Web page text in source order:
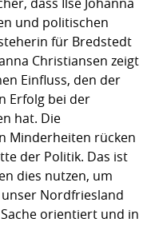
und politischen
für Bredstedt
Christiansen zeigt
Einfluss, den der
Erfolg bei der
hat. Die
Minderheiten rücken
der Politik. Das ist
dies nutzen, um
Nordfriesland
orientiert und in